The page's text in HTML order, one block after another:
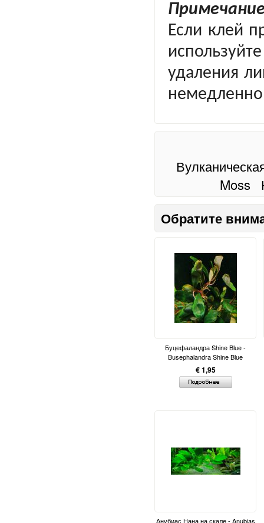
Если клей
удаления
Moss
Обратите
Буцефаландра Shine Blue -
Busephalandra Shine Blue
€ 1,95
Анубиас Нана на скале - Anubias